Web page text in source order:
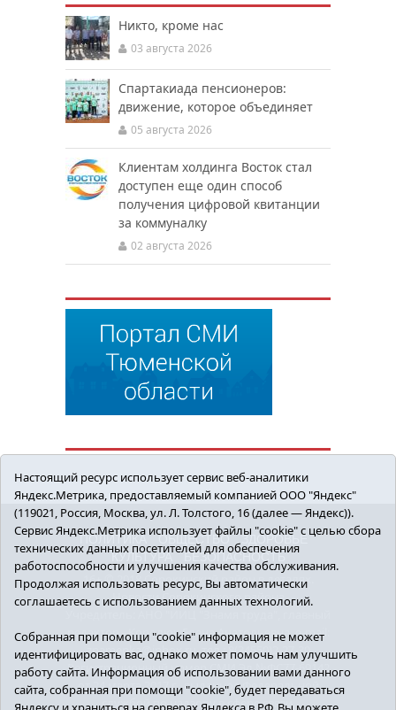
Никто, кроме нас
03 августа 2026
Спартакиада пенсионеров:
движение, которое объединяет
05 августа 2026
Клиентам холдинга Восток стал
доступен еще один способ
получения цифровой квитанции
за коммуналку
02 августа 2026
ПОЛИТИКА ОБЩЕСТВО
ЗДОРОВЬЕ
КУЛЬТУРА
БЕЗОПАСНОСТЬ
16+ © 2018 Сорокинский район в деталях.
Новости Сорокинского района
редактор - Королюк Елена Анатольевна, e-mail:
znamenka@inbox.ru, тел.: 8(34550)2-27-30
Регистрационный номер СМИ Эл №ФС77-69142
от 24 марта 2017 г., выданное Федеральной
службой по надзору в сфере связи,
Настоящий ресурс использует сервис веб-аналитики
Яндекс.Метрика, предоставляемый компанией ООО "Яндекс"
(119021, Россия, Москва, ул. Л. Толстого, 16 (далее — Яндекс)).
Сервис Яндекс.Метрика использует файлы "cookie" с целью сбора
технических данных посетителей для обеспечения
работоспособности и улучшения качества обслуживания.
Продолжая использовать ресурс, Вы автоматически
соглашаетесь с использованием данных технологий.
Собранная при помощи "cookie" информация не может
идентифицировать вас, однако может помочь нам улучшить
работу сайта. Информация об использовании вами данного
сайта, собранная при помощи "cookie", будет передаваться